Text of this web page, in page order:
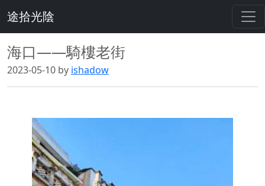
途拾光陰
海口——騎樓老街
2023-05-10 by ishadow